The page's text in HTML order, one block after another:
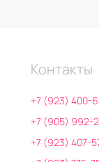
Контакты
+7 (923) 400-
+7 (905) 992-
+7 (923) 407-